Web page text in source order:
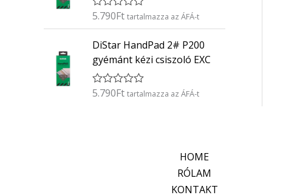
é
s
/
É
é
e
é
s
5.790Ft tartalmazza az ÁFÁ-t
DiStar HandPad 2# P200
gyémánt kézi csiszoló EXC
É
5.790Ft tartalmazza az ÁFÁ-t
HOME
RÓLAM
KONTAKT